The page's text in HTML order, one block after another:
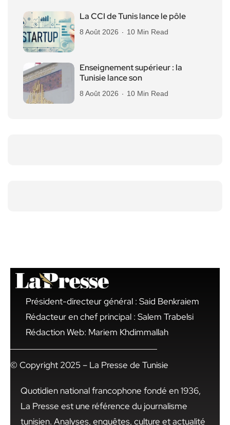
La CCI de Tunis lance le pôle
8 Août 2026 10 Min Read
Enseignement supérieur : la
Tunisie lance son
8 Août 2026 10 Min Read
Président-directeur général : Said Benkraiem
Rédacteur en chef principal : Salem Trabelsi
Rédaction Web: Mariem Khdimmallah
© Copyright 2025 – La Presse de Tunisie
Quotidien national francophone fondé en 1936,
La Presse est une référence du journalisme
tunisien. Analyses, enquêtes, culture et actualité